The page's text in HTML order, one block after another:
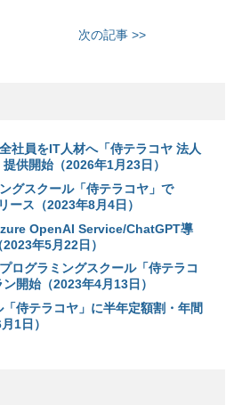
次の記事 >>
社員をIT人材へ「侍テラコヤ 法人
供開始（2026年1月23日）
グスクール「侍テラコヤ」で
ース（2023年8月4日）
OpenAI Service/ChatGPT導
年5月22日）
ログラミングスクール「侍テラコ
開始（2023年4月13日）
侍テラコヤ」に半年定額割・年間
1日）